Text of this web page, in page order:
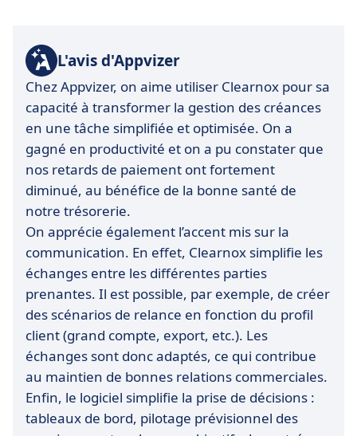
L'avis d'Appvizer
Chez Appvizer, on aime utiliser Clearnox pour sa
capacité à transformer la gestion des créances
en une tâche simplifiée et optimisée. On a
gagné en productivité et on a pu constater que
nos retards de paiement ont fortement
diminué, au bénéfice de la bonne santé de
notre trésorerie.
On apprécie également l’accent mis sur la
communication. En effet, Clearnox simplifie les
échanges entre les différentes parties
prenantes. Il est possible, par exemple, de créer
des scénarios de relance en fonction du profil
client (grand compte, export, etc.). Les
échanges sont donc adaptés, ce qui contribue
au maintien de bonnes relations commerciales.
Enfin, le logiciel simplifie la prise de décisions :
tableaux de bord, pilotage prévisionnel des